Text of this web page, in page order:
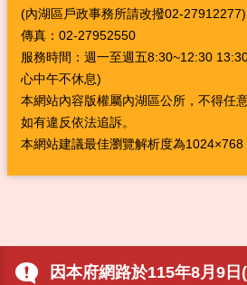
因本府網路於115年8月9
(內湖區戶政事務所請改撥02-27912277)
傳真：02-27952550
服務時間：週一至週五8:30~12:30
心中午不休息)
本網站內容版權屬內湖區公所，不得任
如有違反依法追訴。
本網站建議最佳瀏覽解析度為1024×768